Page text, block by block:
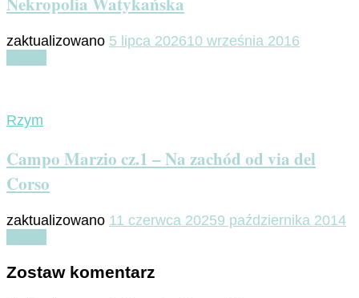
zaktualizowano 5 lipca 202610 września 2016
Rzym
Campo Marzio cz.1 – Na zachód od via del
Corso
zaktualizowano 11 czerwca 20259 października 2014
Zostaw komentarz